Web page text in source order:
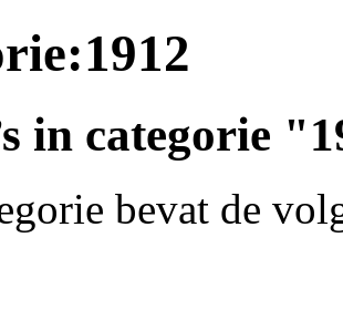
in categorie
bevat de